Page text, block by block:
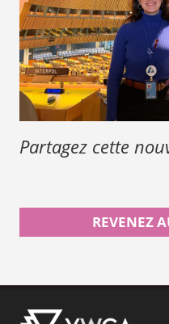
Partagez cette
REVENEZ